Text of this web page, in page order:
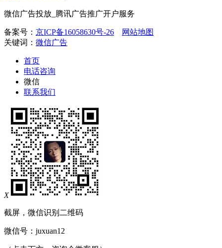
微信广告投放_腾讯广告推广开户服务
备案号： 京ICP备16058630号-26
网站地图
关键词： 微信广告
首页
电话咨询
微信
联系我们
X
截屏，微信识别二维码
微信号： juxuan12